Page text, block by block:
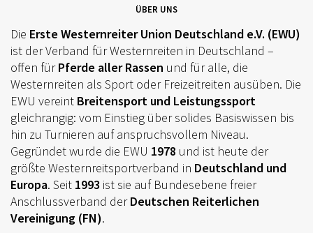
KURSÜBERSICHT 2026 – EWU BERLIN-
BRANDENBURG
WESTERNREITER ONLINE
WESTERNREITEN
TURNIERSPORT
KADER
JUGENDKADER
ERWACHSENENKADER
ÜBER UNS
Die Erste Westernreiter Union Deutschland e.V. (EWU)
ist der Verband für Westernreiten in Deutschland –
offen fürPferde aller Rassen und für alle, die
Westernreiten als Sport oder Freizeitreiten ausüben. Die
EWU vereint Breitensport und Leistungssport
gleichrangig: vom Einstieg über solides Basiswissen bis
hin zu Turnieren auf anspruchsvollem Niveau.
Gegründet wurde die EWU 1978 und ist heute der
größte Westernreitsportverband in Deutschland und
Europa. Seit 1993 ist sie auf Bundesebene freier
Anschlussverband derDeutschen Reiterlichen
Vereinigung (FN).